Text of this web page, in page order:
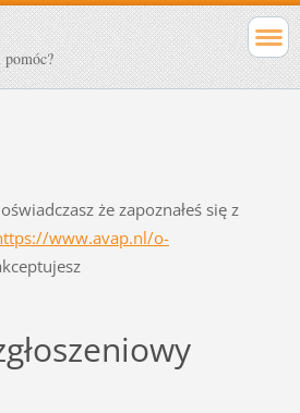
że zapoznałeś się z
www.avap.nl/o-